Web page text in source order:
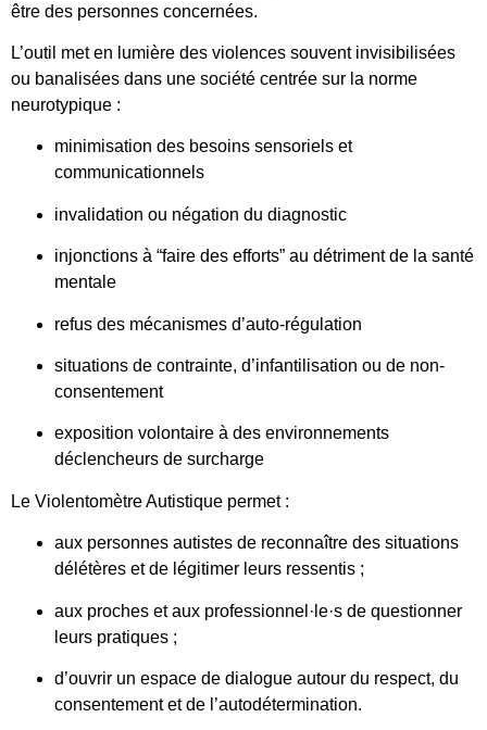
être des personnes concernées.
L’outil met en lumière des violences souvent invisibilisées
ou banalisées dans une société centrée sur la norme
neurotypique :
minimisation des besoins sensoriels et
communicationnels
invalidation ou négation du diagnostic
injonctions à “faire des efforts” au détriment de la santé
mentale
refus des mécanismes d’auto-régulation
situations de contrainte, d’infantilisation ou de non-
consentement
exposition volontaire à des environnements
déclencheurs de surcharge
Le Violentomètre Autistique permet :
aux personnes autistes de reconnaître des situations
délétères et de légitimer leurs ressentis ;
aux proches et aux professionnel·le·s de questionner
leurs pratiques ;
d’ouvrir un espace de dialogue autour du respect, du
consentement et de l’autodétermination.